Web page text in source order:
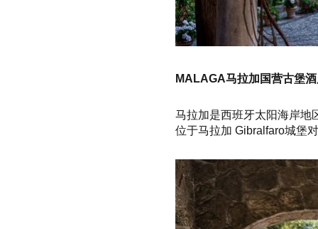
MALAGA马拉加国营古堡
马拉加是西班牙太阳海岸地
位于马拉加 Gibralfaro城堡